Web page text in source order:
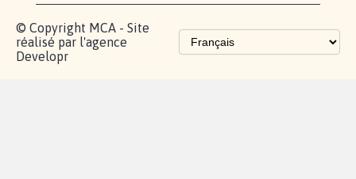
© Copyright MCA - Site
réalisé par l'agence
Developr